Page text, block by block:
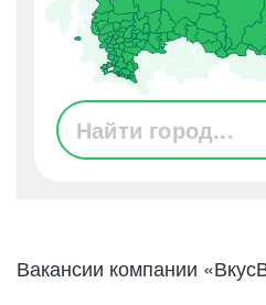
Архангельск
Вакансии компании